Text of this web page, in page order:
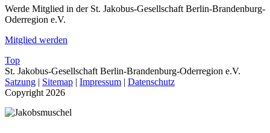
Werde Mitglied in der St. Jakobus-Gesellschaft Berlin-Brandenburg-
Oderregion e.V.
Mitglied werden
Top
St. Jakobus-Gesellschaft Berlin-Brandenburg-Oderregion e.V.
Satzung | Sitemap | Impressum | Datenschutz
Copyright 2026